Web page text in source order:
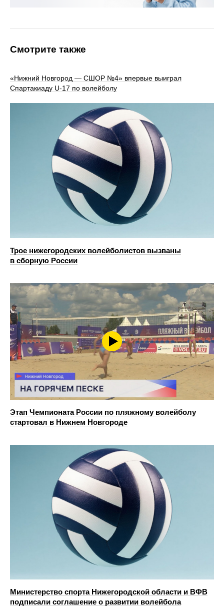
Смотрите также
«Нижний Новгород — СШОР №4» впервые выиграл
Спартакиаду U‑17 по волейболу
Трое нижегородских волейболистов вызваны
в сборную России
Этап Чемпионата России по пляжному волейболу
стартовал в Нижнем Новгороде
Министерство спорта Нижегородской области и ВФВ
подписали соглашение о развитии волейбола